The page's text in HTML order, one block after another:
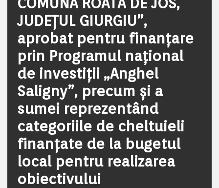
JUDEȚUL GIURGIU”,
aprobat pentru finanțare
prin Programul național
de investiții „Anghel
Saligny”, precum și a
sumei reprezentând
categoriile de cheltuieli
finanțate de la bugetul
local pentru realizarea
obiectivului